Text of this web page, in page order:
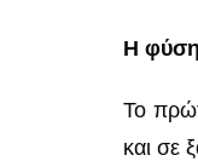
Η
Το
και σε